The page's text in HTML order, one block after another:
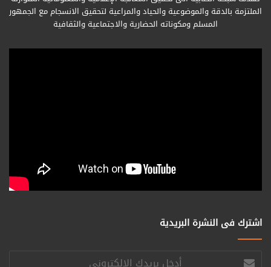
الملتزمة بالدقة والموضوعية والحياد والمراعية لتحقيق الانسجام مع الجمهور
المسلم ومكوناته الحضارية والاجتماعية والثقافية
اشترك فى النشرة البريدية
أدخل